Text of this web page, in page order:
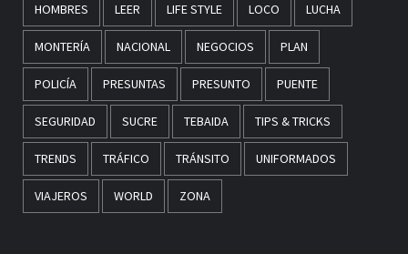
HOMBRES LEER LIFE STYLE LOCO LUCHA
MONTERÍA NACIONAL NEGOCIOS PLAN
POLICÍA PRESUNTAS PRESUNTO PUENTE
SEGURIDAD SUCRE TEBAIDA TIPS & TRICKS
TRENDS TRÁFICO TRÁNSITO UNIFORMADOS
VIAJEROS WORLD ZONA